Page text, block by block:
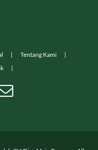
Tentang Kami